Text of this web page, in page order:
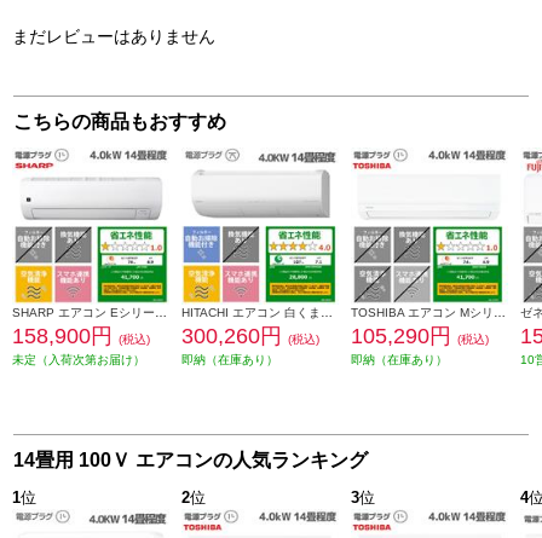
まだレビューはありません
こちらの商品もおすすめ
158,900円
(税込)
未定（入荷次第お届け）
300,260円
(税込)
即納（在庫あり）
105,290円
(税込)
即納（在庫あり）
10
14畳用 100Ｖ エアコンの人気ランキング
1位 2位 3位 4